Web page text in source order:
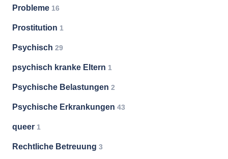
Probleme 16
Prostitution 1
Psychisch 29
psychisch kranke Eltern 1
Psychische Belastungen 2
Psychische Erkrankungen 43
queer 1
Rechtliche Betreuung 3